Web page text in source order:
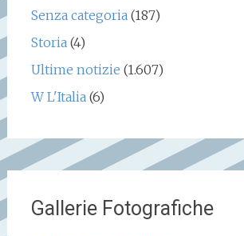
Senza categoria(187)
Storia(4)
Ultime notizie (1.607)
W L'Italia(6)
Gallerie Fotografiche